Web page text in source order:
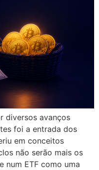
diversos avanços
foi a entrada dos
em conceitos
não serão mais os
num ETF como uma